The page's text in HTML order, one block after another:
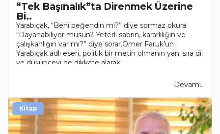
“Tek Başınalık”ta Direnmek Üzerine
Bi..
Yarabıçak, “Beni beğendin mi?” diye sormaz okura.
“Dayanabiliyor musun? Yeterli sabrın, kararlılığın ve
çalışkanlığın var mı?” diye sorar.Ömer Faruk’un
Yarabıçak adlı eseri, politik bir metin olmanın yanı sıra dil
ve düşünceyi de dikkate alarak..
Devamı..
Kitap